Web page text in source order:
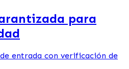
para
entrada con verificación de